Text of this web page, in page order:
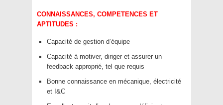
CONNAISSANCES, COMPETENCES ET
APTITUDES :
Capacité de gestion d’équipe
Capacité à motiver, diriger et assurer un
feedback approprié, tel que requis
Bonne connaissance en mécanique, électricité
et I&C